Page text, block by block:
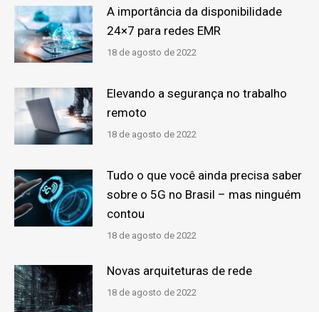
A importância da disponibilidade
24×7 para redes EMR
18 de agosto de 2022
Elevando a segurança no trabalho
remoto
18 de agosto de 2022
Tudo o que você ainda precisa saber
sobre o 5G no Brasil – mas ninguém
contou
18 de agosto de 2022
Novas arquiteturas de rede
18 de agosto de 2022